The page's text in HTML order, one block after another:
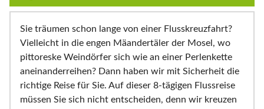
Sie träumen schon lange von einer Flusskreuzfahrt?
Vielleicht in die engen Mäandertäler der Mosel, wo
pittoreske Weindörfer sich wie an einer Perlenkette
aneinanderreihen? Dann haben wir mit Sicherheit die
richtige Reise für Sie. Auf dieser 8-tägigen Flussreise
müssen Sie sich nicht entscheiden, denn wir kreuzen